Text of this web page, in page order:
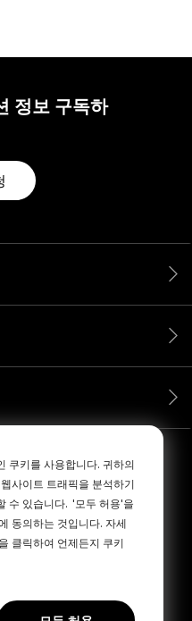
쿠키를 사용합니다. 귀하의
사이트 트래픽을 분석하기
수 있습니다. '모두 허용'을
동의하는 것입니다. 자세
클릭하여 언제든지 쿠키
정보 구독하
관